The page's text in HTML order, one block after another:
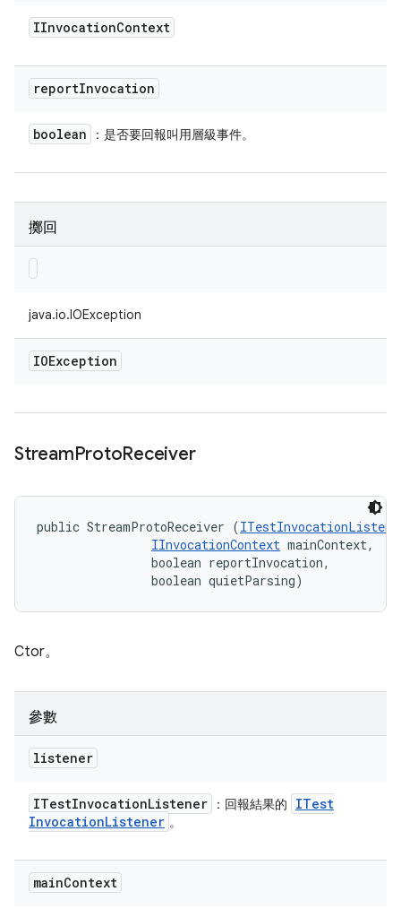
IInvocationContext
reportInvocation
boolean ：是否要回報叫用層級事件。
擲回
java.io.IOException
IOException
StreamProtoReceiver
public StreamProtoReceiver (
IInvocationContext mainContext,
                boolean reportInvocation,
                boolean quietParsing)
Ctor。
參數
listener
ITestInvocationListener ：回報結果的
ITest
InvocationListener 。
mainContext